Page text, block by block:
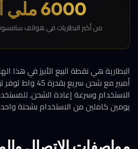
6000 ملي أمبير
من أكبر البطاريات في هواتف
أمبير مع شحن سريع
الاستخدام وسرعة إعادة الشحن.
يومين كاملين من الاستخدام بشحنة